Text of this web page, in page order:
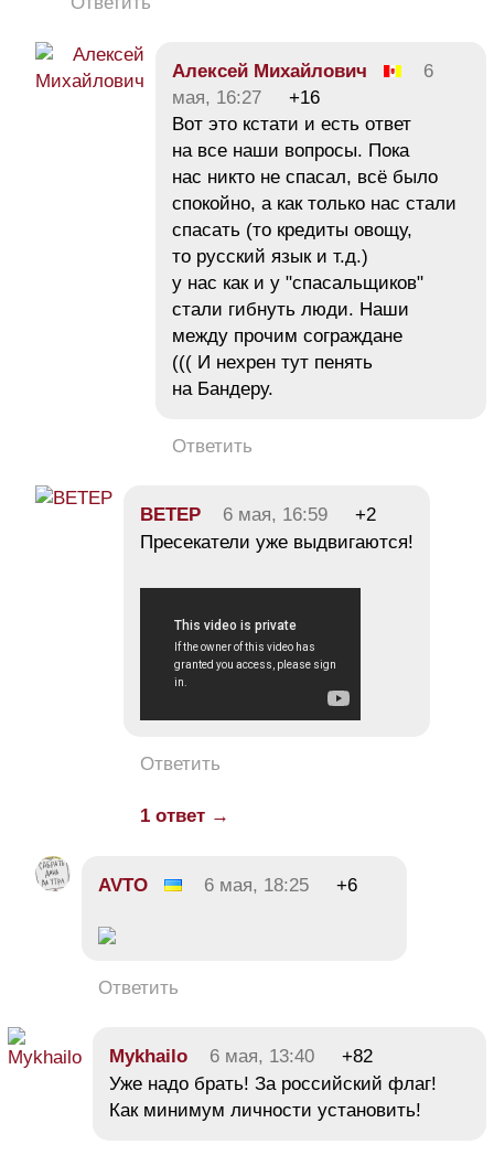
Алексей Михайлович
6
мая, 16:27
+16
Вот это кстати и есть ответ
на все наши вопросы. Пока
нас никто не спасал, всё было
спокойно, а как только нас стали
спасать (то кредиты овощу,
то русский язык и т.д.)
у нас как и у "спасальщиков"
стали гибнуть люди. Наши
между прочим сограждане
((( И нехрен тут пенять
на Бандеру.
Ответить
BETEP 6 мая, 16:59
+2
Пресекатели уже выдвигаются!
Ответить
1 ответ →
AVTO 6 мая, 18:25 +6
Ответить
Mykhailo 6 мая, 13:40
+82
Уже надо брать! За российский флаг!
Как минимум личности установить!